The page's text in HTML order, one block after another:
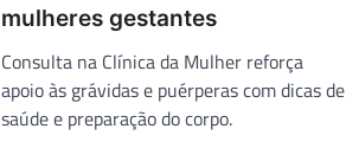
mulheres gestantes
Consulta na Clínica da Mulher reforça
apoio às grávidas e puérperas com dicas de
saúde e preparação do corpo.